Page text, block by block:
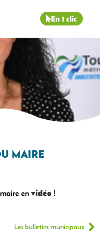
En 1 clic
MAIRE
en vidéo !
Les bulletins municipaux